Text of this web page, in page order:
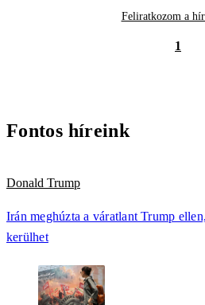
Feliratkozom a
1
Fontos híreink
Donald Trump
Irán meghúzta a váratlant Trump
kerülhet